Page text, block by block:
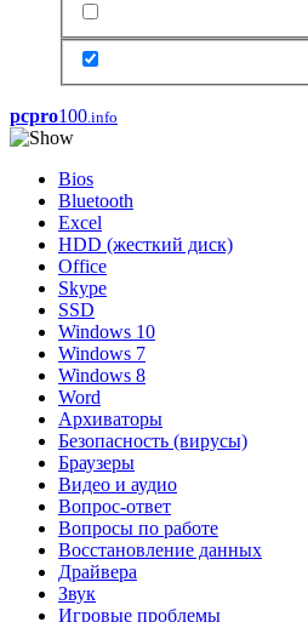
pcpro100.info
Bios
Bluetooth
Excel
HDD (жесткий диск)
Office
Skype
SSD
Windows 10
Windows 7
Windows 8
Word
Архиваторы
Безопасность (вирусы)
Браузеры
Видео и аудио
Вопрос-ответ
Вопросы по работе
Восстановление данных
Драйвера
Звук
Игровые проблемы